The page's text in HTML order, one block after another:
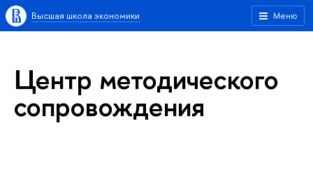
Меню
Высшая школа экономики
Центр методического
сопровождения